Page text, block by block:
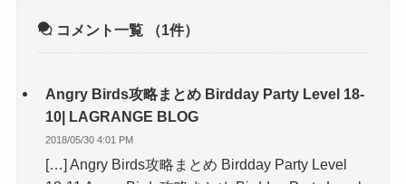
コメント一覧 （1件）
Angry Birds攻略まとめ Birdday Party Level 18-
10| LAGRANGE BLOG
2018/05/30 4:01 PM
[…] Angry Birds攻略まとめ Birdday Party Level